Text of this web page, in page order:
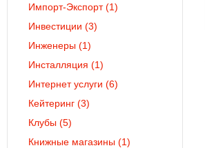
Импорт-Экспорт(1)
Инвестиции (3)
Инженеры (1)
Инсталляция (1)
Интернет услуги (6)
Кейтеринг (3)
Клубы (5)
Книжные магазины (1)